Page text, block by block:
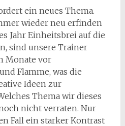
ein neues Thema.
wieder neu erfinden
Jahr Einheitsbrei auf die
sind unsere Trainer
Monate vor
Flamme, was die
Ideen zur
Thema wir dieses
nicht verraten. Nur
Fall ein starker Kontrast